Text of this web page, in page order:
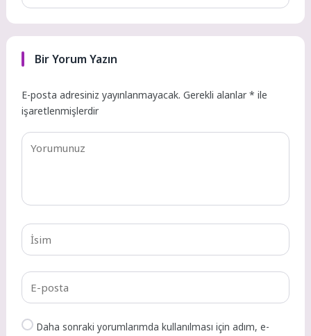
Bir Yorum Yazın
E-posta adresiniz yayınlanmayacak. Gerekli alanlar* ile
işaretlenmişlerdir
Daha sonraki yorumlarımda kullanılması için adım, e-